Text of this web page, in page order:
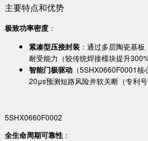
主要特点和优势
​极致功率密度​ ​：
​紧凑型压接封装​ ：通过多层陶瓷基
耐受能力（较传统焊接模块提升
​智能门极驱动​ （5SHX0660F0001
20μs预测短路风险并软关断（专利
5SHX0660F0002
​全生命周期可靠性​ ​：